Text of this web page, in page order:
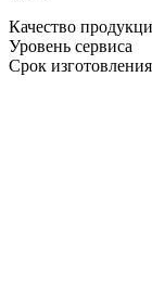
Качество
Уровень сервиса
Срок изготовления